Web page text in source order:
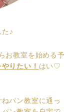
♪
お教室を始める予
りたい！ はい♡
パン教室に通っ